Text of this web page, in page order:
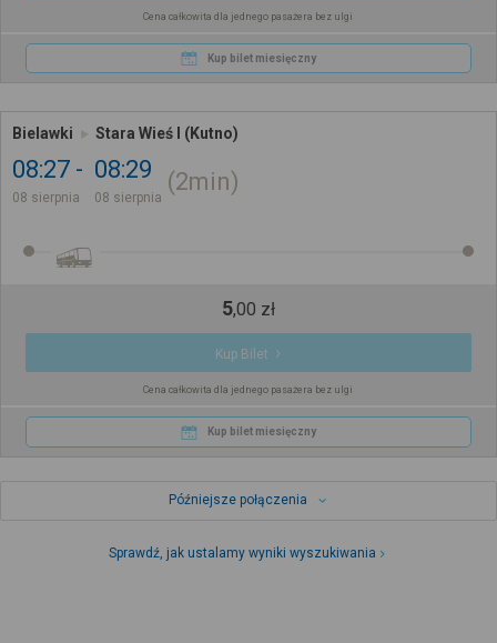
Cena całkowita dla jednego pasażera bez ulgi
Kup bilet miesięczny
Bielawki Stara Wieś I (Kutno)
08:27
08 sierpnia
08:29
08 sierpnia
2min
5,00 zł
Kup Bilet
Cena całkowita dla jednego pasażera bez ulgi
Kup bilet miesięczny
Późniejsze połączenia
Sprawdź, jak ustalamy wyniki wyszukiwania